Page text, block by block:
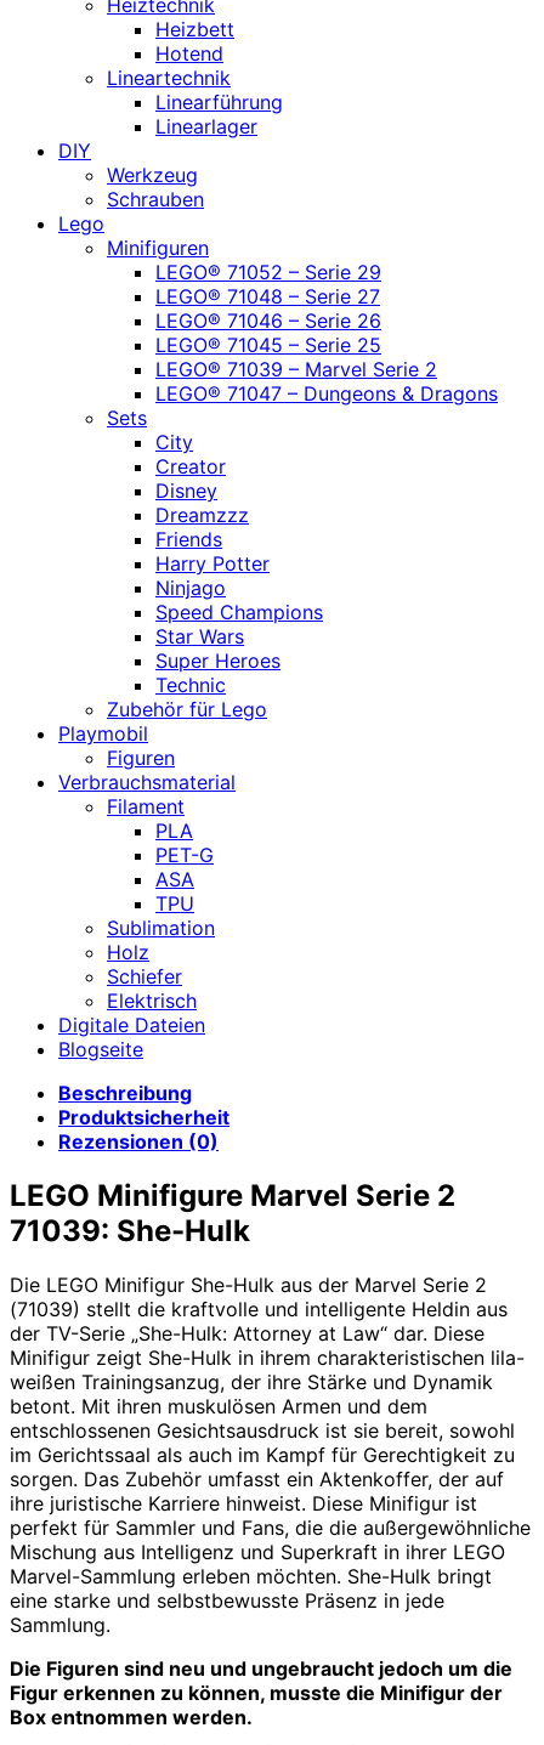
Heizbett
Hotend
Lineartechnik
Linearführung
Linearlager
DIY
Werkzeug
Schrauben
Lego
Minifiguren
LEGO® 71052 – Serie 29
LEGO® 71048 – Serie 27
LEGO® 71046 – Serie 26
LEGO® 71045 – Serie 25
LEGO® 71039 – Marvel Serie 2
LEGO® 71047 – Dungeons & Dragons
Sets
City
Creator
Disney
Dreamzzz
Friends
Harry Potter
Ninjago
Speed Champions
Star Wars
Super Heroes
Technic
Zubehör für Lego
Playmobil
Figuren
Verbrauchsmaterial
Filament
PLA
PET-G
ASA
TPU
Sublimation
Holz
Schiefer
Elektrisch
Digitale Dateien
Blogseite
Beschreibung
Produktsicherheit
Rezensionen (0)
LEGO Minifigure Marvel Serie 2
71039: She-Hulk
Die LEGO Minifigur She-Hulk aus der Marvel Serie 2
(71039) stellt die kraftvolle und intelligente Heldin aus
der TV-Serie „She-Hulk: Attorney at Law“ dar. Diese
Minifigur zeigt She-Hulk in ihrem charakteristischen lila-
weißen Trainingsanzug, der ihre Stärke und Dynamik
betont. Mit ihren muskulösen Armen und dem
entschlossenen Gesichtsausdruck ist sie bereit, sowohl
im Gerichtssaal als auch im Kampf für Gerechtigkeit zu
sorgen. Das Zubehör umfasst ein Aktenkoffer, der auf
ihre juristische Karriere hinweist. Diese Minifigur ist
perfekt für Sammler und Fans, die die außergewöhnliche
Mischung aus Intelligenz und Superkraft in ihrer LEGO
Marvel-Sammlung erleben möchten. She-Hulk bringt
eine starke und selbstbewusste Präsenz in jede
Sammlung.
Die Figuren sind neu und ungebraucht jedoch um die
Figur erkennen zu können, musste die Minifigur der
Box entnommen werden.